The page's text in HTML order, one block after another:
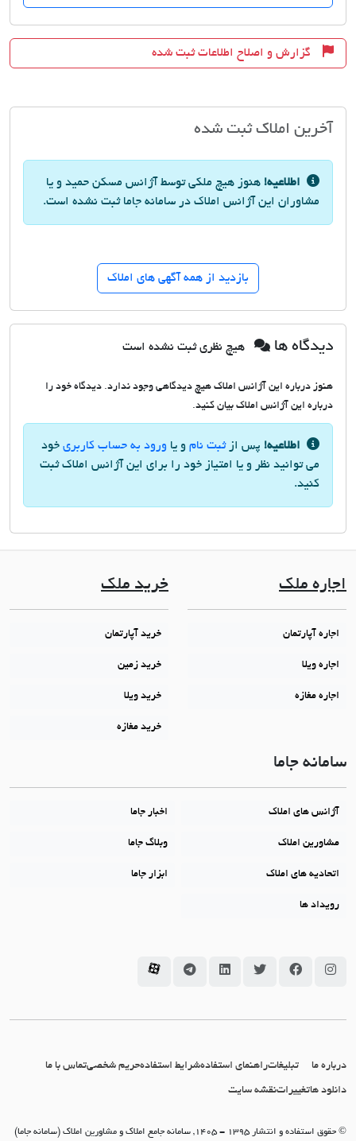
گزارش و اصلاح اطلاعات ثبت شده
آخرین املاک ثبت شده
اطلاعیه! هنوز هیچ ملکی توسط آژانس مسکن حمید و یا
مشاوران این آژانس املاک در سامانه جاما ثبت نشده است.
بازدید از همه آگهی های املاک
دیدگاه ها هیچ نظری ثبت نشده است
هنوز درباره این آژانس املاک هیچ دیدگاهی وجود ندارد. دیدگاه خود را
درباره این آژانس املاک بیان کنید.
اطلاعیه! پس ازثبت نام و یا ورود به حساب کاربری خود
می توانید نظر و یا امتیاز خود را برای این آژانس املاک ثبت
کنید.
اجاره ملک
اجاره آپارتمان
اجاره ویلا
اجاره مغازه
خرید ملک
خرید آپارتمان
خرید زمین
خرید ویلا
خرید مغازه
سامانه جاما
آژانس های املاک اخبار جاما
مشاورین املاک وبلاگ جاما
اتحادیه های املاک ابزار جاما
رویداد ها
سامانه جاما در اینستاگرام
سامانه جاما در فیسبوک
سامانه جاما در توئیتر
سامانه جاما در لینکداین
سامانه جاما در تلگرام
سامانه جاما در آپارات
درباره ما تبلیغاتراهنمای استفادهشرایط استفادهحریم شخصیتماس با ما
دانلود هاتغییراتنقشه سایت
© حقوق استفاده و انتشار 1395 - 1405, سامانه جامع املاک و مشاورین املاک (سامانه جاما)